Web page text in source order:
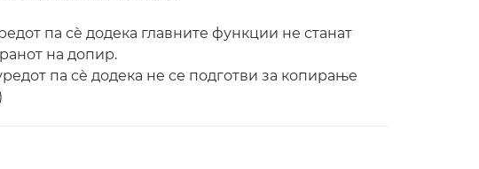
па сè додека главните функции не станат
на допир.
па сè додека не се подготви за копирање